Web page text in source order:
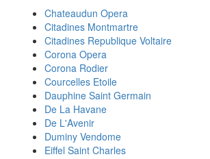
Chateaudun Opera
Citadines Montmartre
Citadines Republique Voltaire
Corona Opera
Corona Rodier
Courcelles Etoile
Dauphine Saint Germain
De La Havane
De L'Avenir
Duminy Vendome
Eiffel Saint Charles